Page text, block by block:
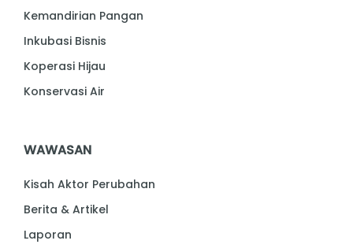
Kemandirian Pangan
Inkubasi Bisnis
Koperasi Hijau
Konservasi Air
WAWASAN
Kisah Aktor Perubahan
Berita & Artikel
Laporan